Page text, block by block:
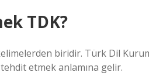
TDK?
biridir. Türk Dil
etmek anlamına gelir.